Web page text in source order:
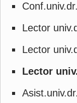
Lector
Lector
Lector